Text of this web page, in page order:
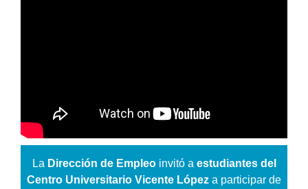
La Dirección de Empleoinvitó a estudiantes del
Centro Universitario Vicente López a participar de